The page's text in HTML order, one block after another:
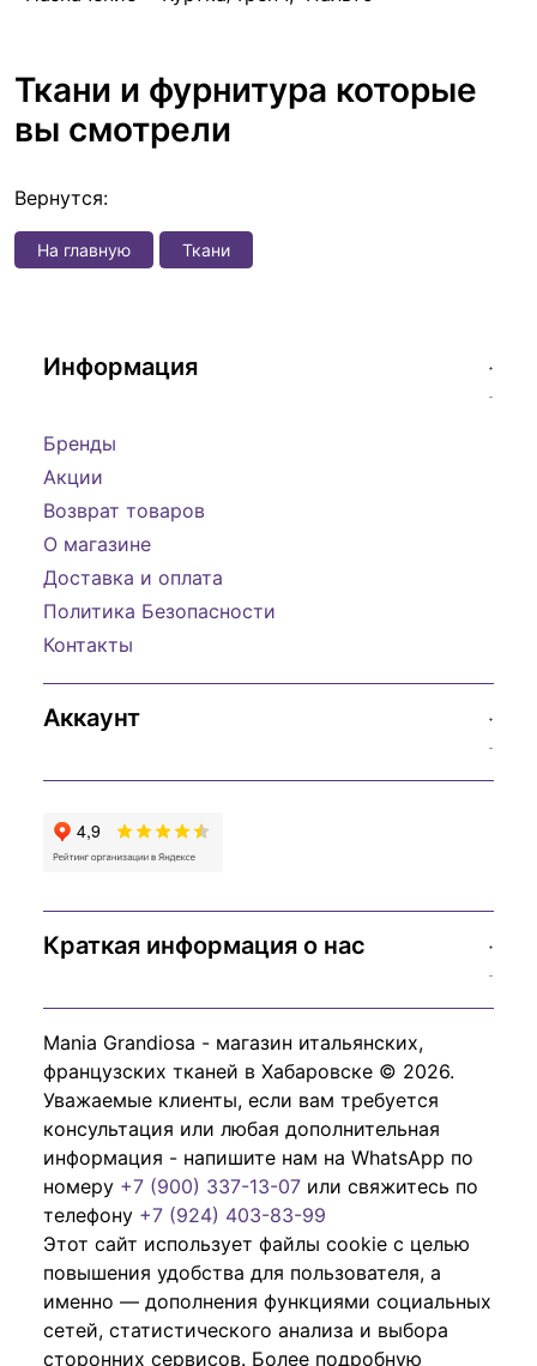
Ткани и фурнитура которые
вы смотрели
Вернутся:
На главную Ткани
Информация
Бренды
Акции
Возврат товаров
О магазине
Доставка и оплата
Политика Безопасности
Контакты
Аккаунт
Краткая информация о нас
Mania Grandiosa - магазин итальянских,
французских тканей в Хабаровске © 2026.
Уважаемые клиенты, если вам требуется
консультация или любая дополнительная
информация - напишите нам на WhatsApp по
номеру +7 (900) 337-13-07 или свяжитесь по
телефону +7 (924) 403-83-99
Этот сайт использует файлы cookie с целью
повышения удобства для пользователя, а
именно — дополнения функциями социальных
сетей, статистического анализа и выбора
сторонних сервисов. Более подробную